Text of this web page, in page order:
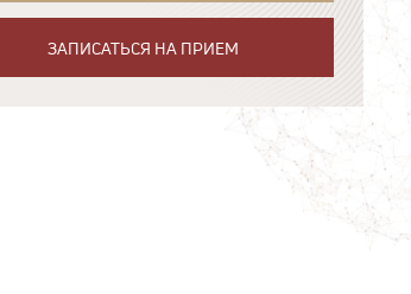
ЗАПИСАТЬСЯ НА ПРИЕМ